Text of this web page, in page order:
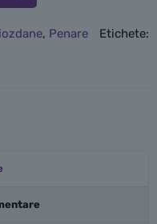
, Penare Etichete: